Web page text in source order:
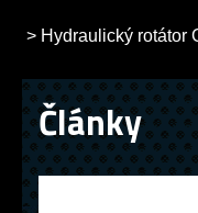
> Hydraulický rotátor
Články